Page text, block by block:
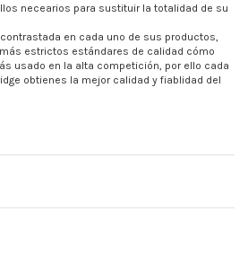
necearios para sustituir la totalidad de su
en cada uno de sus productos,
estrictos estándares de calidad cómo
usado en la alta competición, por ello cada
obtienes la mejor calidad y fiablidad del